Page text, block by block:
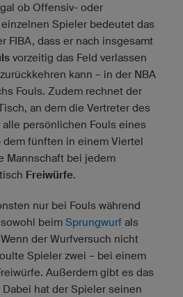
ob Offensiv- oder
Spieler bedeutet das
FIBA, dass er nach insgesamt
vorzeitig das Feld verlassen
kann – in der NBA
Fouls. Zudem rechnet der
an dem die Vertreter des
persönlichen Fouls eines
dem fünften in einem Viertel
Mannschaft bei jedem
Freiwürfe.
nur bei Fouls während
beim Sprungwurf als
der Wurfversuch nicht
Spieler zwei – bei einem
Außerdem gibt es das
Dabei hat der Spieler seinen